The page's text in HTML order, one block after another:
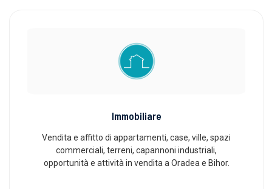
Immobiliare
Vendita e affitto di appartamenti, case, ville, spazi
commerciali, terreni, capannoni industriali,
opportunità e attività in vendita a Oradea e Bihor.